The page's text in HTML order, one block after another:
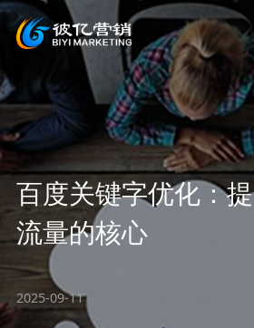
首
关
百度关键字优化：
流量的核心
2025-09-11